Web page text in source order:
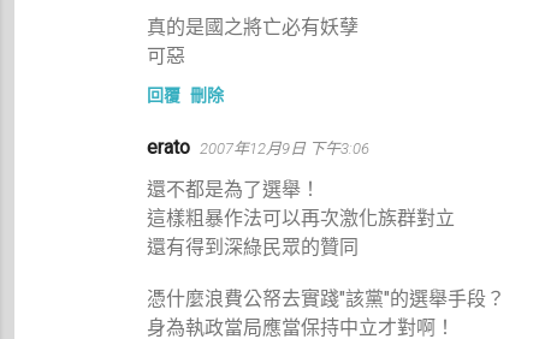
真的是國之將亡必有妖孽
可惡
回覆 刪除
erato 2007年12月9日 下午3:06
還不都是為了選舉！
這樣粗暴作法可以再次激化族群對立
還有得到深綠民眾的贊同
憑什麼浪費公帑去實踐"該黨"的選舉手段？
身為執政當局應當保持中立才對啊！